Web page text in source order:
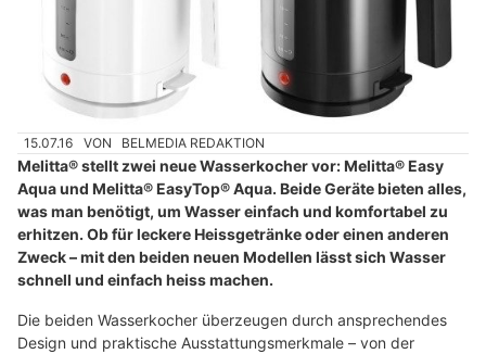
15.07.16 VON BELMEDIA REDAKTION
Melitta® stellt zwei neue Wasserkocher vor: Melitta® Easy
Aqua und Melitta® EasyTop® Aqua. Beide Geräte bieten alles,
was man benötigt, um Wasser einfach und komfortabel zu
erhitzen. Ob für leckere Heissgetränke oder einen anderen
Zweck – mit den beiden neuen Modellen lässt sich Wasser
schnell und einfach heiss machen.
Die beiden Wasserkocher überzeugen durch ansprechendes
Design und praktische Ausstattungsmerkmale – von der